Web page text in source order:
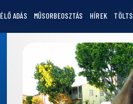
ÉLŐ ADÁS MŰSORBEOSZTÁS HÍREK